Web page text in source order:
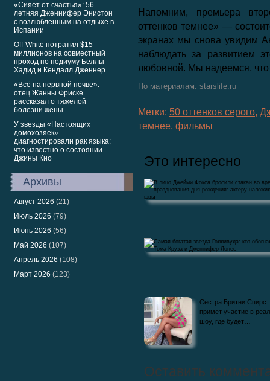
«Сияет от счастья»: 56-
летняя Дженнифер Энистон
с возлюбленным на отдыхе в
Испании
Off-White потратил $15
миллионов на совместный
проход по подиуму Беллы
Хадид и Кендалл Дженнер
«Всё на нервной почве»:
отец Жанны Фриске
рассказал о тяжелой
болезни жены
У звезды «Настоящих
домохозяек»
диагностировали рак языка:
что известно о состоянии
Джины Кио
Архивы
Август 2026 (21)
Июль 2026 (79)
Июнь 2026 (56)
Май 2026 (107)
Апрель 2026 (108)
Март 2026 (123)
Напомним, премьера
оттенков темнее» —
экранах мы снова увидим
наблюдать за развитием
любовной. Мы надеемся, что
По материалам: starslife.ru
Метки: 50 оттенков серого,
темнее, фильмы
Это интересно
В лицо Джейми Фокса бросили стакан во
время празднования дня…
Самая богатая звезда Голливуда: кто
обогнал Тома Круза и…
Сестра Бритни Спирс
примет участие в
шоу, где будет…
Оставить